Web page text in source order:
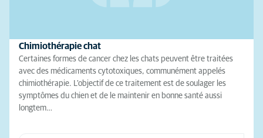
Chimiothérapie chat
Certaines formes de cancer chez les chats peuvent être traitées
avec des médicaments cytotoxiques, communément appelés
chimiothérapie. L'objectif de ce traitement est de soulager les
symptômes du chien et de le maintenir en bonne santé aussi
longtem…